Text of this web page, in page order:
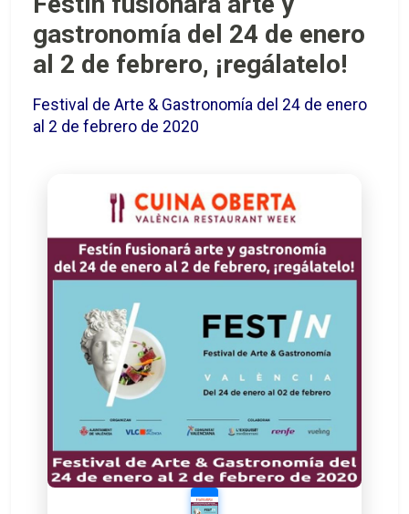
gastronomía del 24 de enero
al 2 de febrero, ¡regálatelo!
Festival de Arte & Gastronomía del 24 de enero
al 2 de febrero de 2020